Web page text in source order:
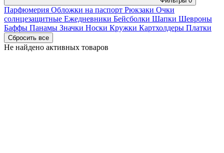
Парфюмерия Обложки на паспорт Рюкзаки Очки
солнцезащитные Ежедневники Бейсболки Шапки Шевроны
Баффы Панамы Значки Носки Кружки Картхолдеры Платки
Сбросить все
Не найдено активных товаров